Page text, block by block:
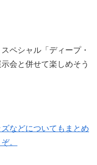
ペシャル「ディープ・
会と併せて楽しめそう
などについてもまとめ
。